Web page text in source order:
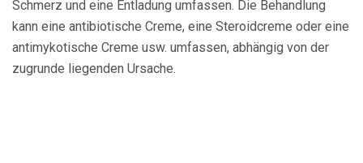
Schmerz und eine Entladung umfassen. Die Behandlung
kann eine antibiotische Creme, eine Steroidcreme oder eine
antimykotische Creme usw. umfassen, abhängig von der
zugrunde liegenden Ursache.